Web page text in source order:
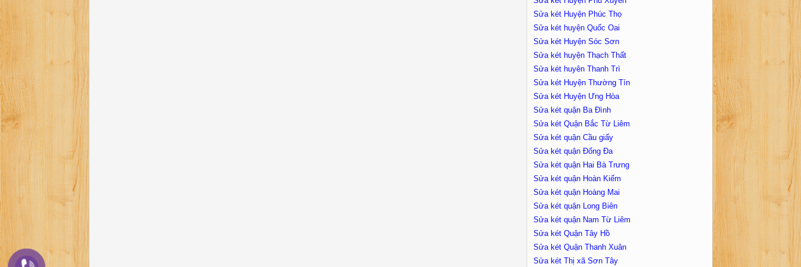
Sửa két Huyện Phúc Thọ
Sửa két huyện Quốc Oai
Sửa két Huyện Sóc Sơn
Sửa két huyện Thạch Thất
Sửa két huyên Thanh Trì
Sửa két Huyện Thường Tín
Sửa két Huyện Ưng Hòa
Sửa két quận Ba Đình
Sửa két Quận Bắc Từ Liêm
Sửa két quận Cầu giấy
Sửa két quận Đống Đa
Sửa két quận Hai Bà Trưng
Sửa két quận Hoàn Kiếm
Sửa két quận Hoàng Mai
Sửa két quận Long Biên
Sửa két quận Nam Từ Liêm
Sửa két Quận Tây Hồ
Sửa két Quận Thanh Xuân
Sửa két Thị xã Sơn Tây